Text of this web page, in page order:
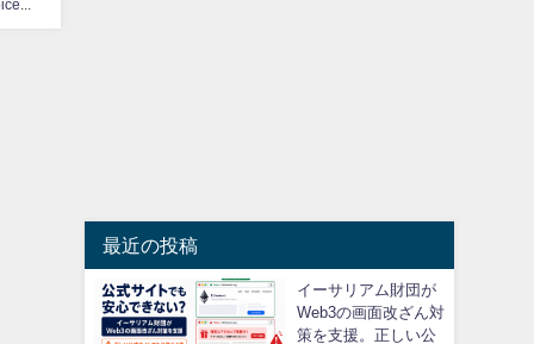
最近の投稿
イーサリアム財団が
Web3の画面改ざん対
策を支援。正しい公